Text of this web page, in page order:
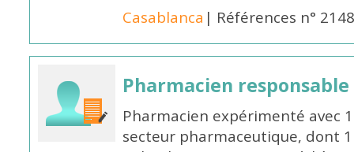
Casablanca | Références n°
Pharmacien responsable
Pharmacien expérimenté avec
secteur pharmaceutique, dont